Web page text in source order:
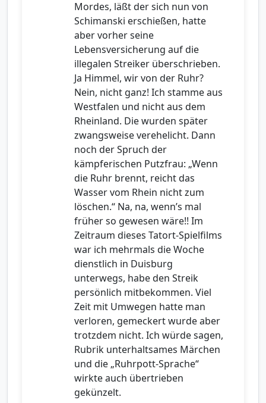
Mordes, läßt der sich nun von
Schimanski erschießen, hatte
aber vorher seine
Lebensversicherung auf die
illegalen Streiker überschrieben.
Ja Himmel, wir von der Ruhr?
Nein, nicht ganz! Ich stamme aus
Westfalen und nicht aus dem
Rheinland. Die wurden später
zwangsweise verehelicht. Dann
noch der Spruch der
kämpferischen Putzfrau: „Wenn
die Ruhr brennt, reicht das
Wasser vom Rhein nicht zum
löschen.“ Na, na, wenn’s mal
früher so gewesen wäre!! Im
Zeitraum dieses Tatort-Spielfilms
war ich mehrmals die Woche
dienstlich in Duisburg
unterwegs, habe den Streik
persönlich mitbekommen. Viel
Zeit mit Umwegen hatte man
verloren, gemeckert wurde aber
trotzdem nicht. Ich würde sagen,
Rubrik unterhaltsames Märchen
und die „Ruhrpott-Sprache“
wirkte auch übertrieben
gekünzelt.